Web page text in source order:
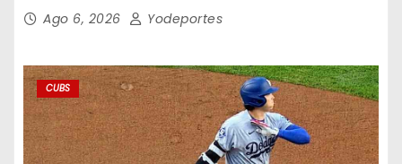
Ago 6, 2026 Yodeportes
CUBS